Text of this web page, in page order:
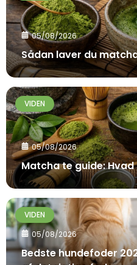
05/08/2026
Sådan laver du
VIDEN
05/08/2026
Matcha te guide:
VIDEN
05/08/2026
Bedste hundefoder